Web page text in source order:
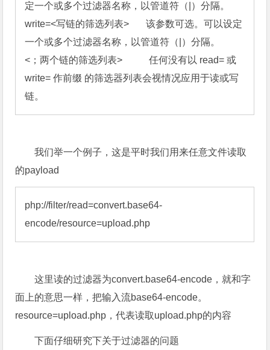
定一个或多个过滤器名称，以管道符（|）分隔。
write=<写链的筛选列表>
       该参数可选。可以设定
< ；两个链的筛选列表>
           任何没有以 read= 或
write= 作前缀 的筛选器列表会视情况应用于读或写
链。
我们举一个例子，这是平时我们用来任意文件读取
的payload
php://filter/read=convert.base64-
encode/resource=upload.php
这里读的过滤器为convert.base64-encode，就和字
面上的意思一样，把输入流base64-encode。
resource=upload.php，代表读取upload.php的内容
下面仔细研究下关于过滤器的问题